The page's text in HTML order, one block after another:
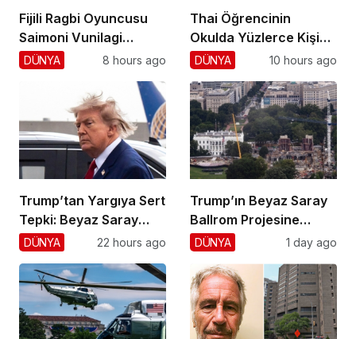
Fijili Ragbi Oyuncusu
Saimoni Vunilagi
Hayatını Kaybetti
DÜNYA 8 hours ago
Thai Öğrencinin
Okulda Yüzlerce Kişiyi
Vurdu!
DÜNYA 10 hours ago
Trump’tan Yargıya Sert
Tepki: Beyaz Saray
Krizi!
DÜNYA 22 hours ago
Trump’ın Beyaz Saray
Ballrom Projesine
Durdurma
DÜNYA 1 day ago